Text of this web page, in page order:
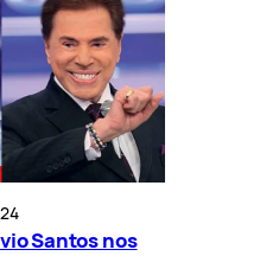
Santos nos